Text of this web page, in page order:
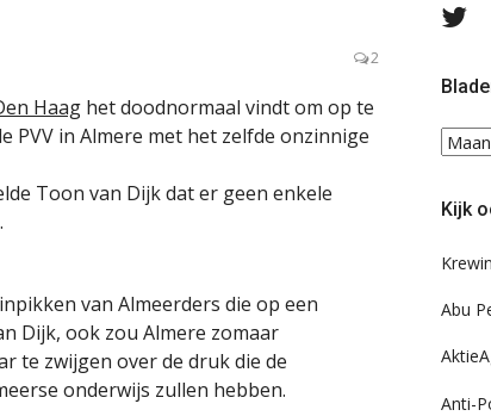
2
Haag het doodnormaal vindt om op te
PVV in Almere met het zelfde onzinnige
Toon van Dijk dat er geen enkele
van Almeerders die op een
Dijk, ook zou Almere zomaar
te zwijgen over de druk die de
onderwijs zullen hebben.
Blader
eens
ons
Kijk
Abu
Anti-